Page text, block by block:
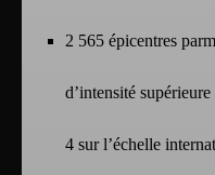
2 565 épicentres
d’intensité
4 sur l’échelle